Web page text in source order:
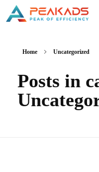
Home Uncategorized
Posts in